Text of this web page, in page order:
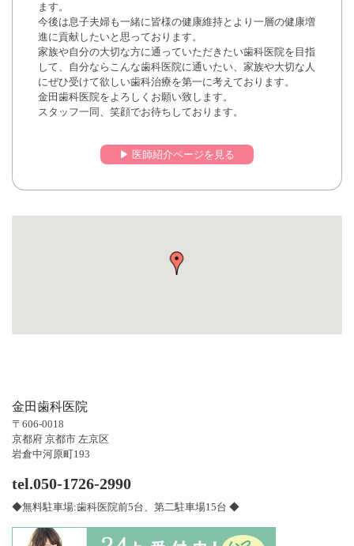
ます。
今後は息子夫婦も一緒に皆様の健康維持とより一層の健康増
進に貢献したいと思っております。
家族や自分の大切な方に通っていただきたい歯科医院を目指
して、自分ならこんな歯科医院に通いたい、家族や大切な人
にぜひ受けて欲しい歯科治療を第一に考えております。
金田歯科医院をよろしくお願い致します。
スタッフ一同、笑顔でお待ちしております。
▶︎ 医師紹介ページを見る
金田歯科医院
〒606-0018
京都府 京都市 左京区
岩倉中河原町193
tel.050-1726-2990
◆無料駐車場:歯科医院前5台、第二駐車場15台 ◆